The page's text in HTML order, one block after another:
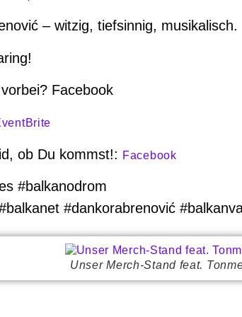
– witzig, tiefsinnig,
Facebook
ob Du kommst!: Facebook
#balkanodrom
#dankorabrenović
Unser Merch-Stand feat.